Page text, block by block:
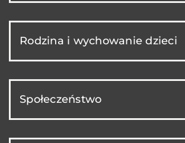
Rodzina i wychowanie dzieci
Społeczeństwo